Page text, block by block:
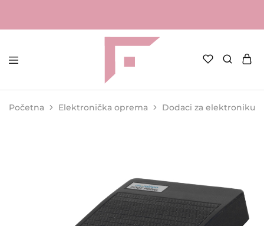
FAME
Profesionalna
za
kozmetičke
Početna Elektronička oprema Dodaci za elektroniku